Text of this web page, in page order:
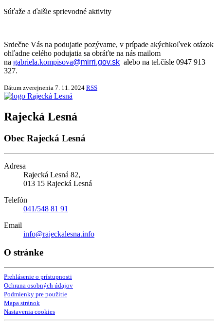
Súťaže a ďalšie sprievodné aktivity
Srdečne Vás na podujatie pozývame, v prípade akýchkoľvek otázok
ohľadne celého podujatia sa obráťte na nás mailom
na gabriela.kompisova@mirri.gov.sk alebo na tel.čísle 0947 913
327.
Dátum zverejnenia 7. 11. 2024 RSS
Rajecká Lesná
Obec Rajecká Lesná
Adresa
Rajecká Lesná 82,
013 15 Rajecká Lesná
Telefón
041/548 81 91
Email
info@rajeckalesna.info
O stránke
Prehlásenie o prístupnosti
Ochrana osobných údajov
Podmienky pre použitie
Mapa stránok
Nastavenia cookies